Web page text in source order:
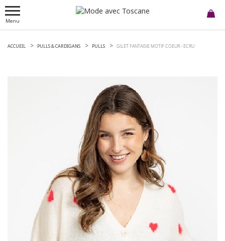
Menu
ACCUEIL PULLS & CARDIGANS PULLS GILET FANTAISIE MOTIF COEUR - ECRU